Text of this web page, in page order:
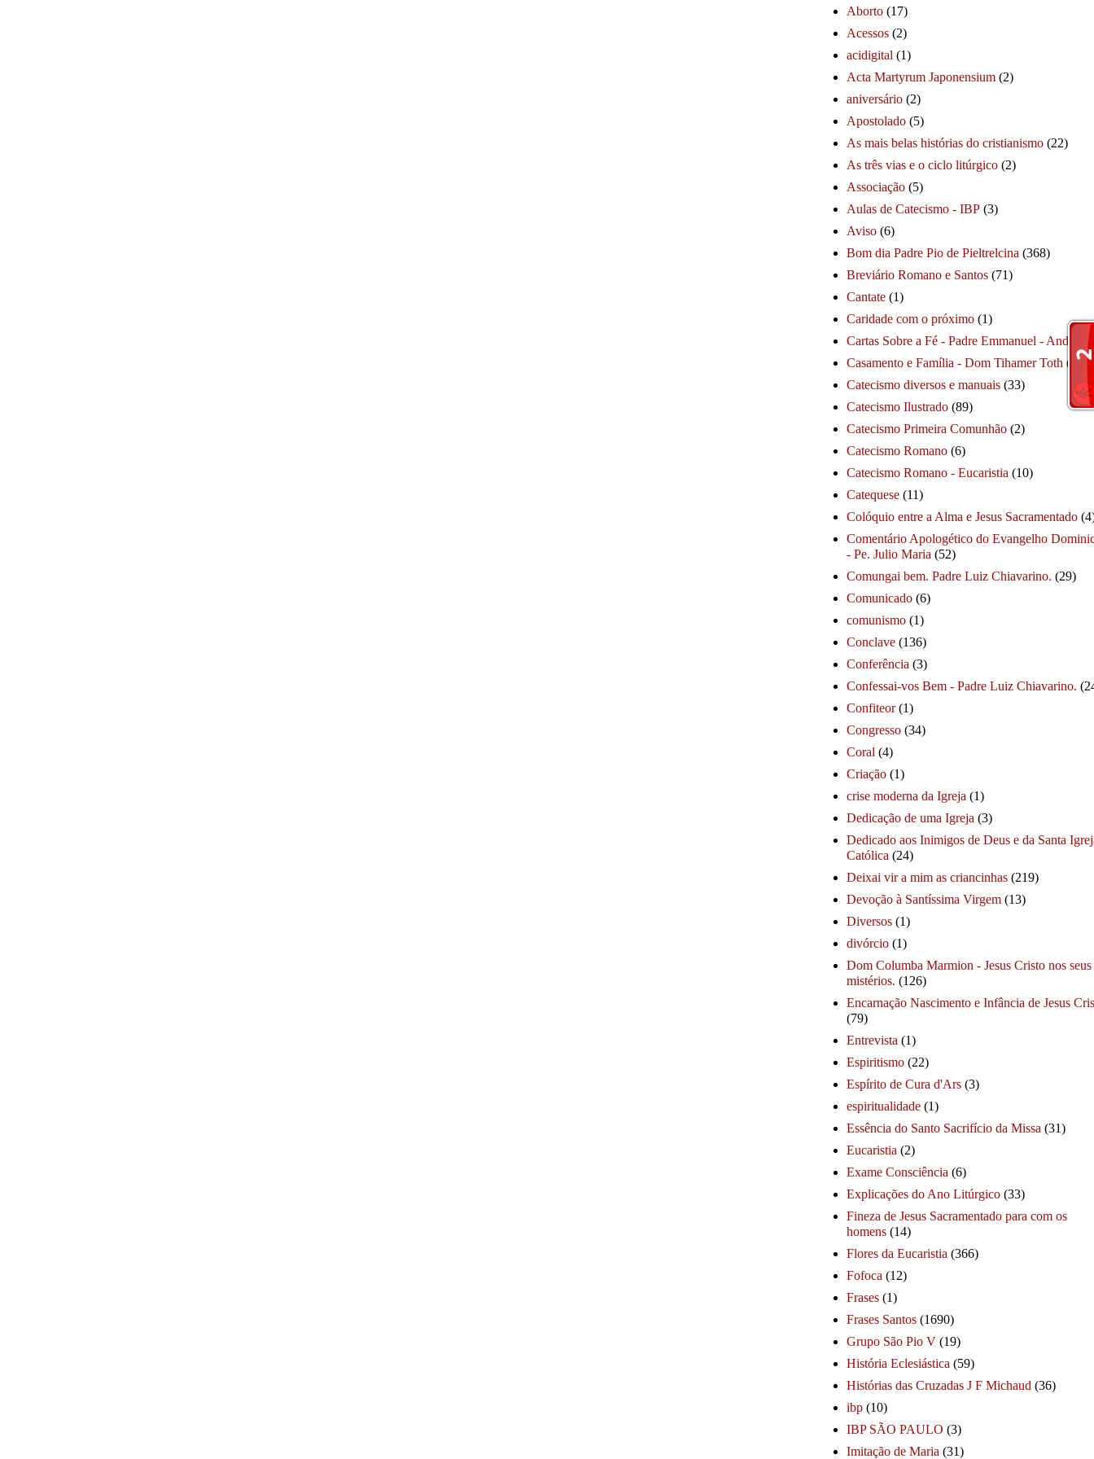
Aborto (17)
Acessos (2)
acidigital (1)
Acta Martyrum Japonensium (2)
aniversário (2)
Apostolado (5)
As mais belas histórias do cristianismo (22)
As três vias e o ciclo litúrgico (2)
Associação (5)
Aulas de Catecismo - IBP (3)
Aviso (6)
Bom dia Padre Pio de Pieltrelcina (368)
Breviário Romano e Santos (71)
Cantate (1)
Caridade com o próximo (1)
Cartas Sobre a Fé - Padre Emmanuel - André
Casamento e Família - Dom Tihamer Toth (115)
Catecismo diversos e manuais (33)
Catecismo Ilustrado (89)
Catecismo Primeira Comunhão (2)
Catecismo Romano (6)
Catecismo Romano - Eucaristia (10)
Catequese (11)
Colóquio entre a Alma e Jesus Sacramentado
Comentário Apologético do Evangelho
- Pe. Julio Maria (52)
Comungai bem. Padre Luiz Chiavarino. (29)
Comunicado (6)
comunismo (1)
Conclave (136)
Conferência (3)
Confessai-vos Bem - Padre Luiz Chiavarino.
Confiteor (1)
Congresso (34)
Coral (4)
Criação (1)
crise moderna da Igreja (1)
Dedicação de uma Igreja (3)
Dedicado aos Inimigos de Deus e da Santa
Católica (24)
Deixai vir a mim as criancinhas (219)
Devoção à Santíssima Virgem (13)
Diversos (1)
divórcio (1)
Dom Columba Marmion - Jesus Cristo nos seus
mistérios. (126)
Encarnação Nascimento e Infância de Jesus
(79)
Entrevista (1)
Espiritismo (22)
Espírito de Cura d'Ars (3)
espiritualidade (1)
Essência do Santo Sacrifício da Missa (31)
Eucaristia (2)
Exame Consciência (6)
Explicações do Ano Litúrgico (33)
Fineza de Jesus Sacramentado para com os
homens (14)
Flores da Eucaristia (366)
Fofoca (12)
Frases (1)
Frases Santos (1690)
Grupo São Pio V (19)
História Eclesiástica (59)
Histórias das Cruzadas J F Michaud (36)
ibp (10)
IBP SÃO PAULO (3)
Imitação de Maria (31)